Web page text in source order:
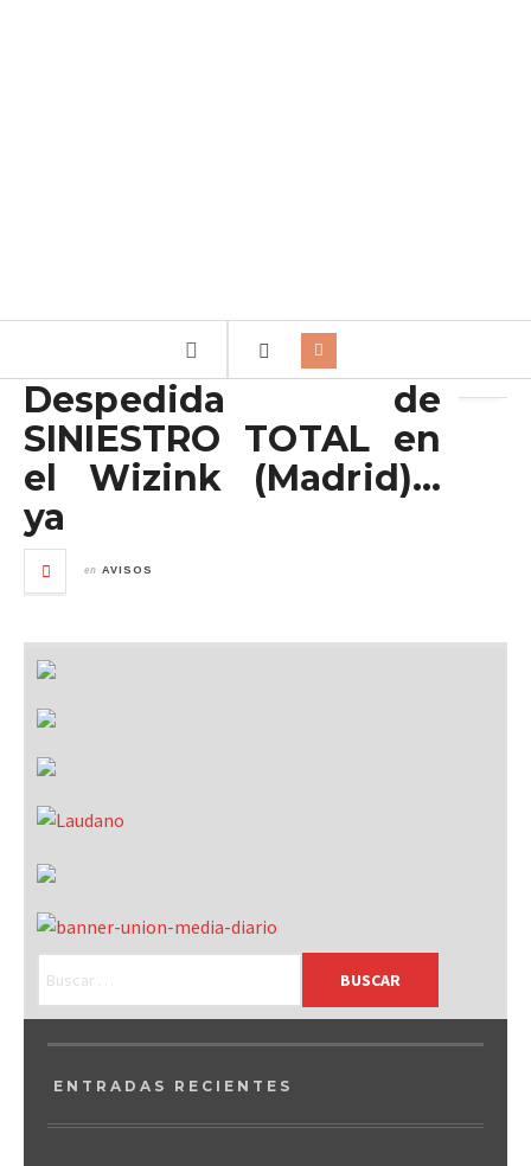
Attraction Management
Despedida de
SINIESTRO TOTAL en
el Wizink (Madrid)…
ya
en AVISOS
ENTRADAS RECIENTES